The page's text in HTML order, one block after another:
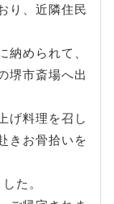
り、近隣住民
められて、
堺市斎場へ出
げ料理を召し
きお骨拾いを
た。